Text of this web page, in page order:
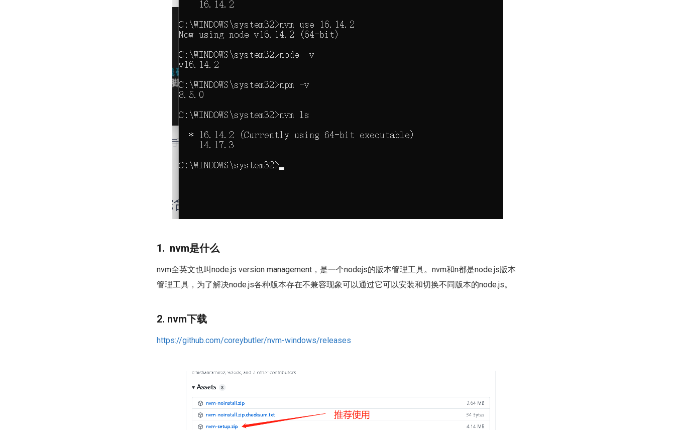
1. nvm是什么
nvm全英文也叫node.js version management，是一个nodejs的版本管理工具。nvm和n都是node.js版本
管理工具，为了解决node.js各种版本存在不兼容现象可以通过它可以安装和切换不同版本的node.js。
2. nvm下载
https://github.com/coreybutler/nvm-windows/releases